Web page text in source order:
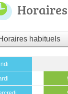
Horaires